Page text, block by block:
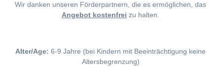
Wir danken unseren Förderpartnern, die es ermöglichen, das
Angebot kostenfrei zu halten.
Alter/Age: 6-9 Jahre (bei Kindern mit Beeinträchtigung keine
Altersbegrenzung)